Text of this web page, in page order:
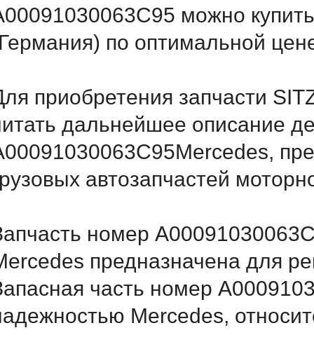
можно
по оптимальной
приобретения запчасти
дальнейшее описание
автозапчастей
номер
предназначена для
часть номер
Mercedes,